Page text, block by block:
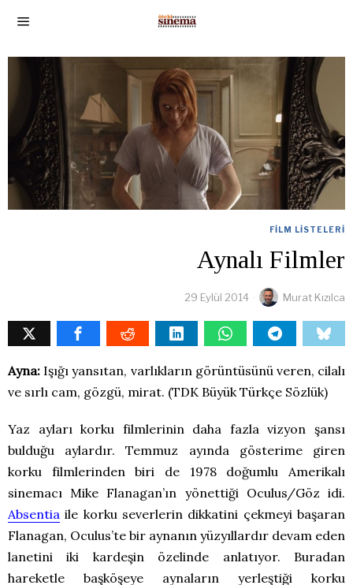
FILM LISTELERI
Aynalı Filmler
29 Eylül 2014 Murat Kızılca
Ayna: Işığı yansıtan, varlıkların görüntüsünü veren, cilalı
ve sırlı cam, gözgü, mirat. (TDK Büyük Türkçe Sözlük)
Yaz ayları korku filmlerinin daha fazla vizyon şansı
bulduğu aylardır. Temmuz ayında gösterime giren
korku filmlerinden biri de 1978 doğumlu Amerikalı
sinemacı Mike Flanagan’ın yönettiği Oculus/Göz idi.
Absentia ile korku severlerin dikkatini çekmeyi başaran
Flanagan, Oculus’te bir aynanın yüzyıllardır devam eden
lanetini iki kardeşin özelinde anlatıyor. Buradan
hareketle başköşeye aynaların yerleştiği korku